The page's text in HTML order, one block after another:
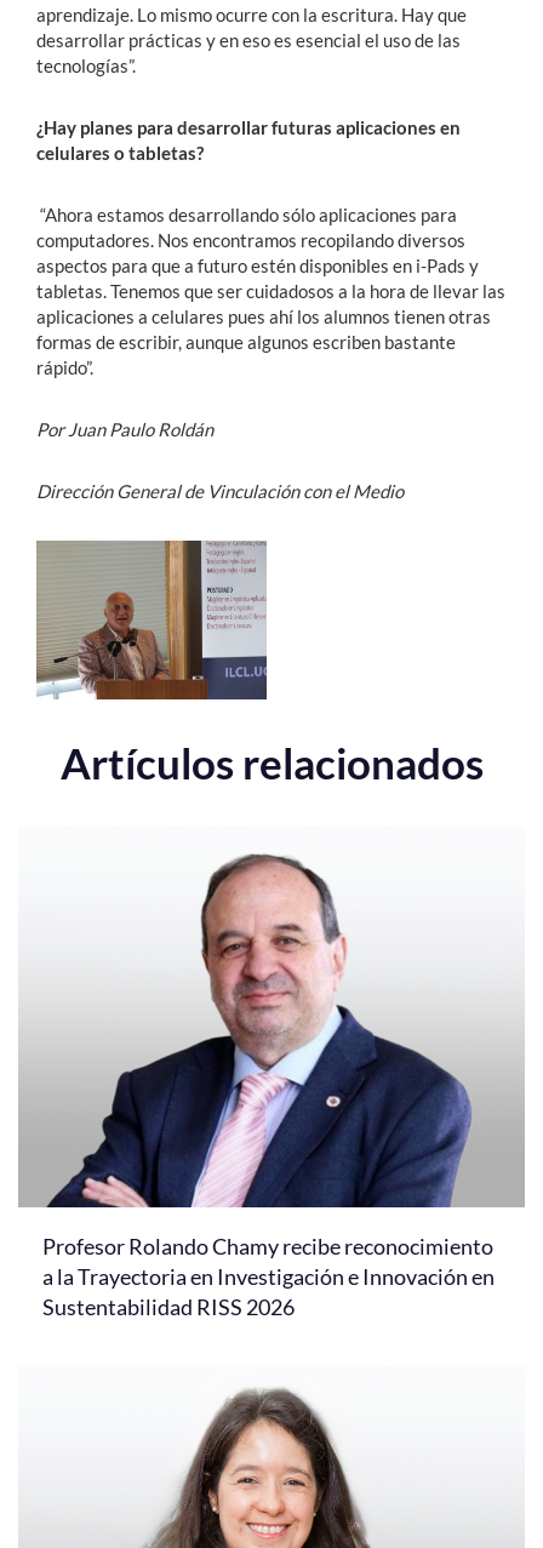
aprendizaje. Lo mismo ocurre con la escritura. Hay que
desarrollar prácticas y en eso es esencial el uso de las
tecnologías”.
¿Hay planes para desarrollar futuras aplicaciones en
celulares o tabletas?
“Ahora estamos desarrollando sólo aplicaciones para
computadores. Nos encontramos recopilando diversos
aspectos para que a futuro estén disponibles en i-Pads y
tabletas. Tenemos que ser cuidadosos a la hora de llevar las
aplicaciones a celulares pues ahí los alumnos tienen otras
formas de escribir, aunque algunos escriben bastante
rápido”.
Por Juan Paulo Roldán
Dirección General de Vinculación con el Medio
Artículos relacionados
Profesor Rolando Chamy recibe reconocimiento
a la Trayectoria en Investigación e Innovación en
Sustentabilidad RISS 2026